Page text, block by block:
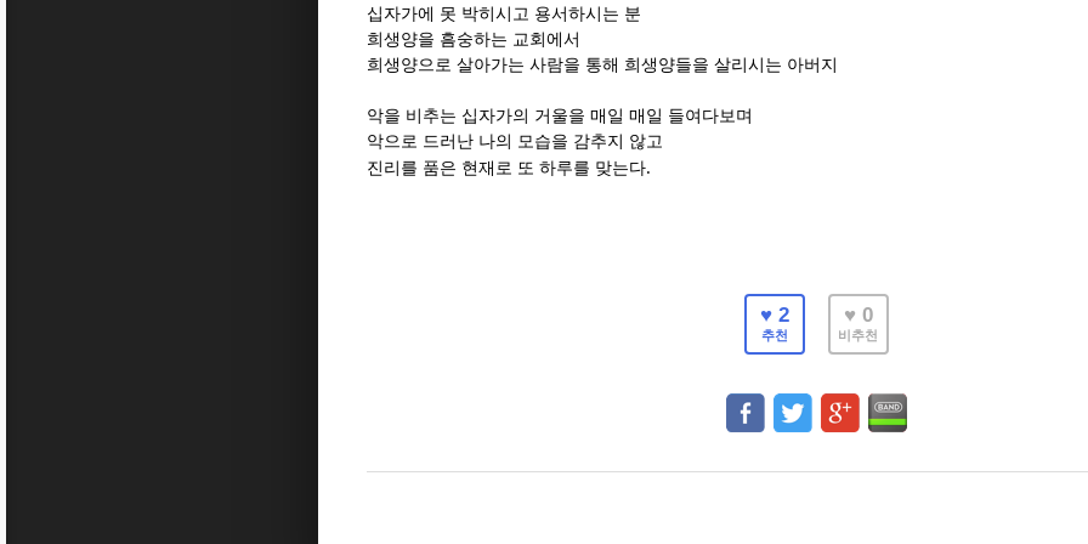
십자가에 못 박히시고 용서하시는 분
희생양을 흠숭하는 교회에서
희생양으로 살아가는 사람을 통해 희생양들을 살리시는 아버지
악을 비추는 십자가의 거울을 매일 매일 들여다보며
악으로 드러난 나의 모습을 감추지 않고
진리를 품은 현재로 또 하루를 맞는다.
♥ 2
추천
♥ 0
비추천